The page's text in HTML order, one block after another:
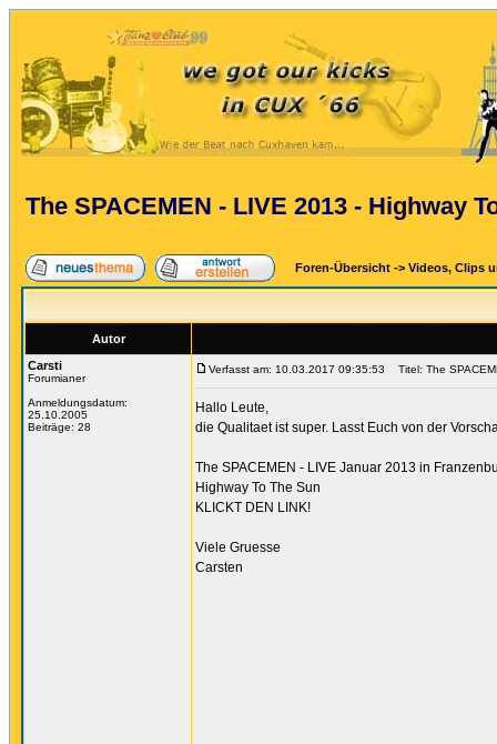
The SPACEMEN - LIVE 2013 - Highway
Foren-Übersicht -> Videos, Clips
Autor
Carsti
Forumianer
Anmeldungsdatum:
25.10.2005
Beiträge: 28
Verfasst am: 10.03.2017 09:35:53 Titel: The
Hallo Leute,
die Qualitaet ist super. Lasst Euch von der
The SPACEMEN - LIVE Januar 2013 in
Highway To The Sun
KLICKT DEN LINK!
Viele Gruesse
Carsten